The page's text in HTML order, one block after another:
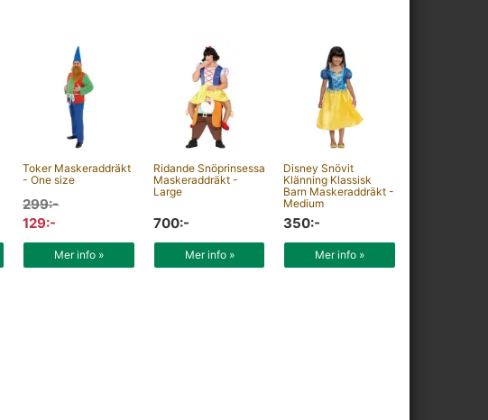
Toker Maskeraddräkt
- One size
299:-
129:-
Mer info »
Ridande Snöprinsessa
Maskeraddräkt -
Large
700:-
Mer info »
Disney Snövit
Klänning Klassisk
Barn Maskeraddräkt -
Medium
350:-
Mer info »